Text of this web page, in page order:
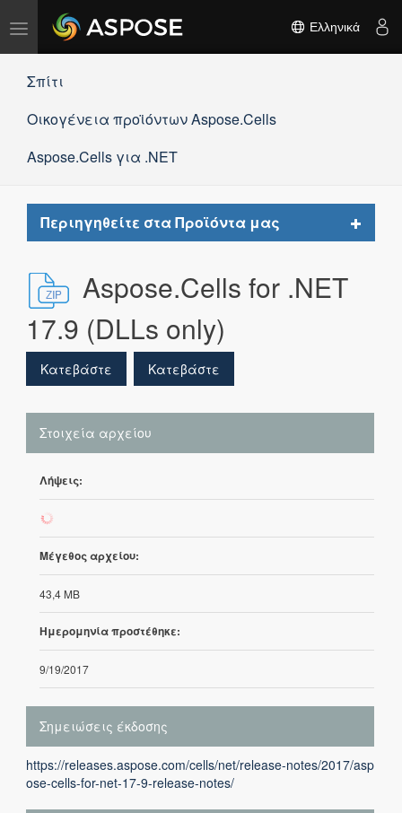
Εναλλαγή
πλοήγησης
Ελληνικά
Σπίτι
Οικογένεια προϊόντων Aspose.Cells
Aspose.Cells για .NET
Περιηγηθείτε στα Προϊόντα μας
Toggle
Aspose.Cells for .NET
17.9 (DLLs only)
Κατεβάστε Κατεβάστε
Στοιχεία αρχείου
Λήψεις:
294
Μέγεθος αρχείου:
43,4 MB
Ημερομηνία προστέθηκε:
9/19/2017
Σημειώσεις έκδοσης
https://releases.aspose.com/cells/net/release-notes/2017/asp
ose-cells-for-net-17-9-release-notes/